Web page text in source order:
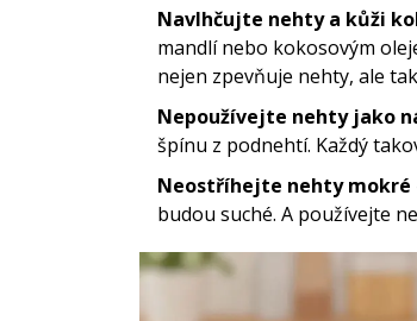
Navlhčujte nehty a kůži
mandlí nebo kokosovým
nejen zpevňuje nehty, ale
Nepoužívejte nehty jako
špínu z podnehtí. Každý
Neostříhejte nehty mokré
budou suché. A používejte